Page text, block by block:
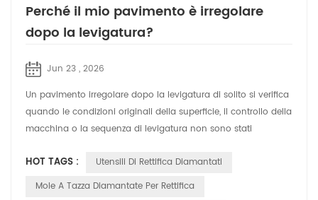
Perché il mio pavimento è irregolare
dopo la levigatura?
Jun 23 , 2026
Un pavimento irregolare dopo la levigatura di solito si verifica
quando le condizioni originali della superficie, il controllo della
macchina o la sequenza di levigatura non sono stati
HOT TAGS :
Utensili Di Rettifica Diamantati
Mole A Tazza Diamantate Per Rettifica